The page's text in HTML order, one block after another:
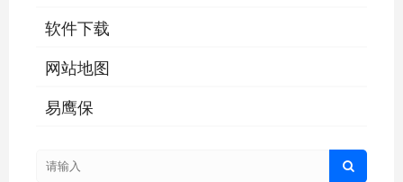
软件下载
网站地图
易鹰保